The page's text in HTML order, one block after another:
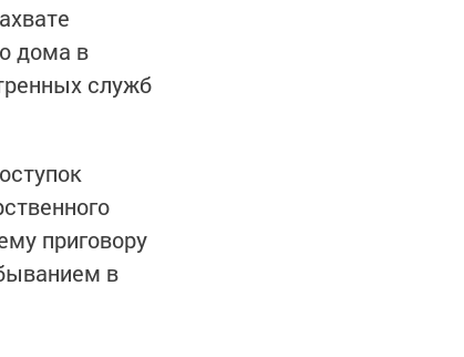
дома в
служб
приговору
в